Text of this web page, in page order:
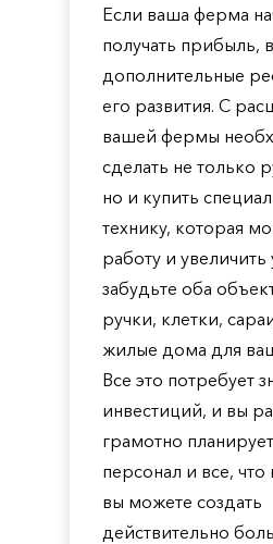
Если ваша ферма
получать прибыль,
дополнительные
его развития. С
вашей фермы
сделать не только
но и купить
технику, которая
работу и
забудьте оба
ручки, клетки,
жилые дома для
Все это потребует
инвестиций, и вы
грамотно
персонал и все,
вы можете создать
действительно